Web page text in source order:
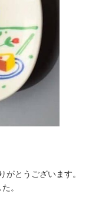
がとうございます。
。